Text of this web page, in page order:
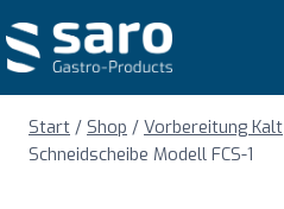
Inhalt
springen
Start / Shop / Vorbereitung Kalt
Schneidscheibe Modell FCS-1